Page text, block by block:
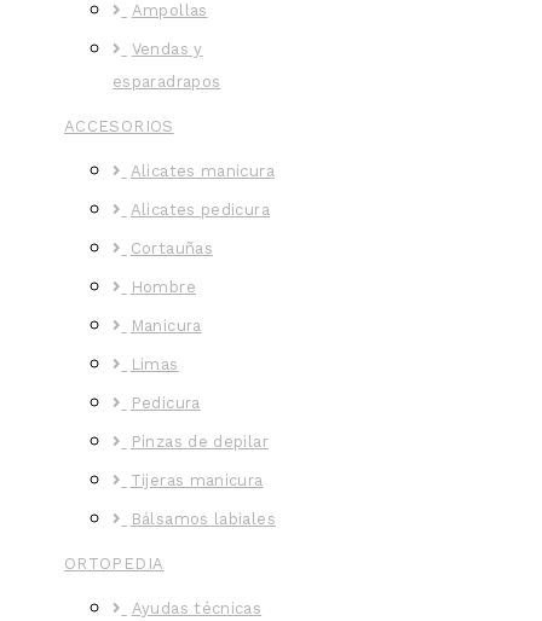
Ampollas
Vendas y
esparadrapos
ACCESORIOS
Alicates manicura
Alicates pedicura
Cortauñas
Hombre
Manicura
Limas
Pedicura
Pinzas de depilar
Tijeras manicura
Bálsamos labiales
ORTOPEDIA
Ayudas técnicas